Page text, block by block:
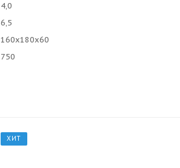
4,0
6,5
160х180х60
750
ХИТ